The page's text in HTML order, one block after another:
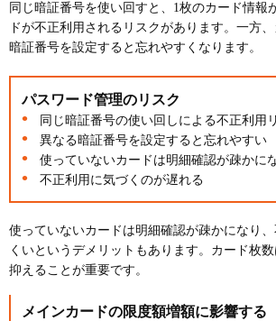
同じ暗証番号を使い回すと、1枚のカード情報
ドが不正利用されるリスクがあります。一方
暗証番号を設定すると忘れやすくなります。
パスワード管理のリスク
同じ暗証番号の使い回しによる不正利用
異なる暗証番号を設定すると忘れやすい
使っていないカードは明細確認が疎かに
不正利用に気づくのが遅れる
使っていないカードは明細確認が疎かになり
くいというデメリットもあります。カード枚
抑えることが重要です。
メインカードの限度額増額に影響する